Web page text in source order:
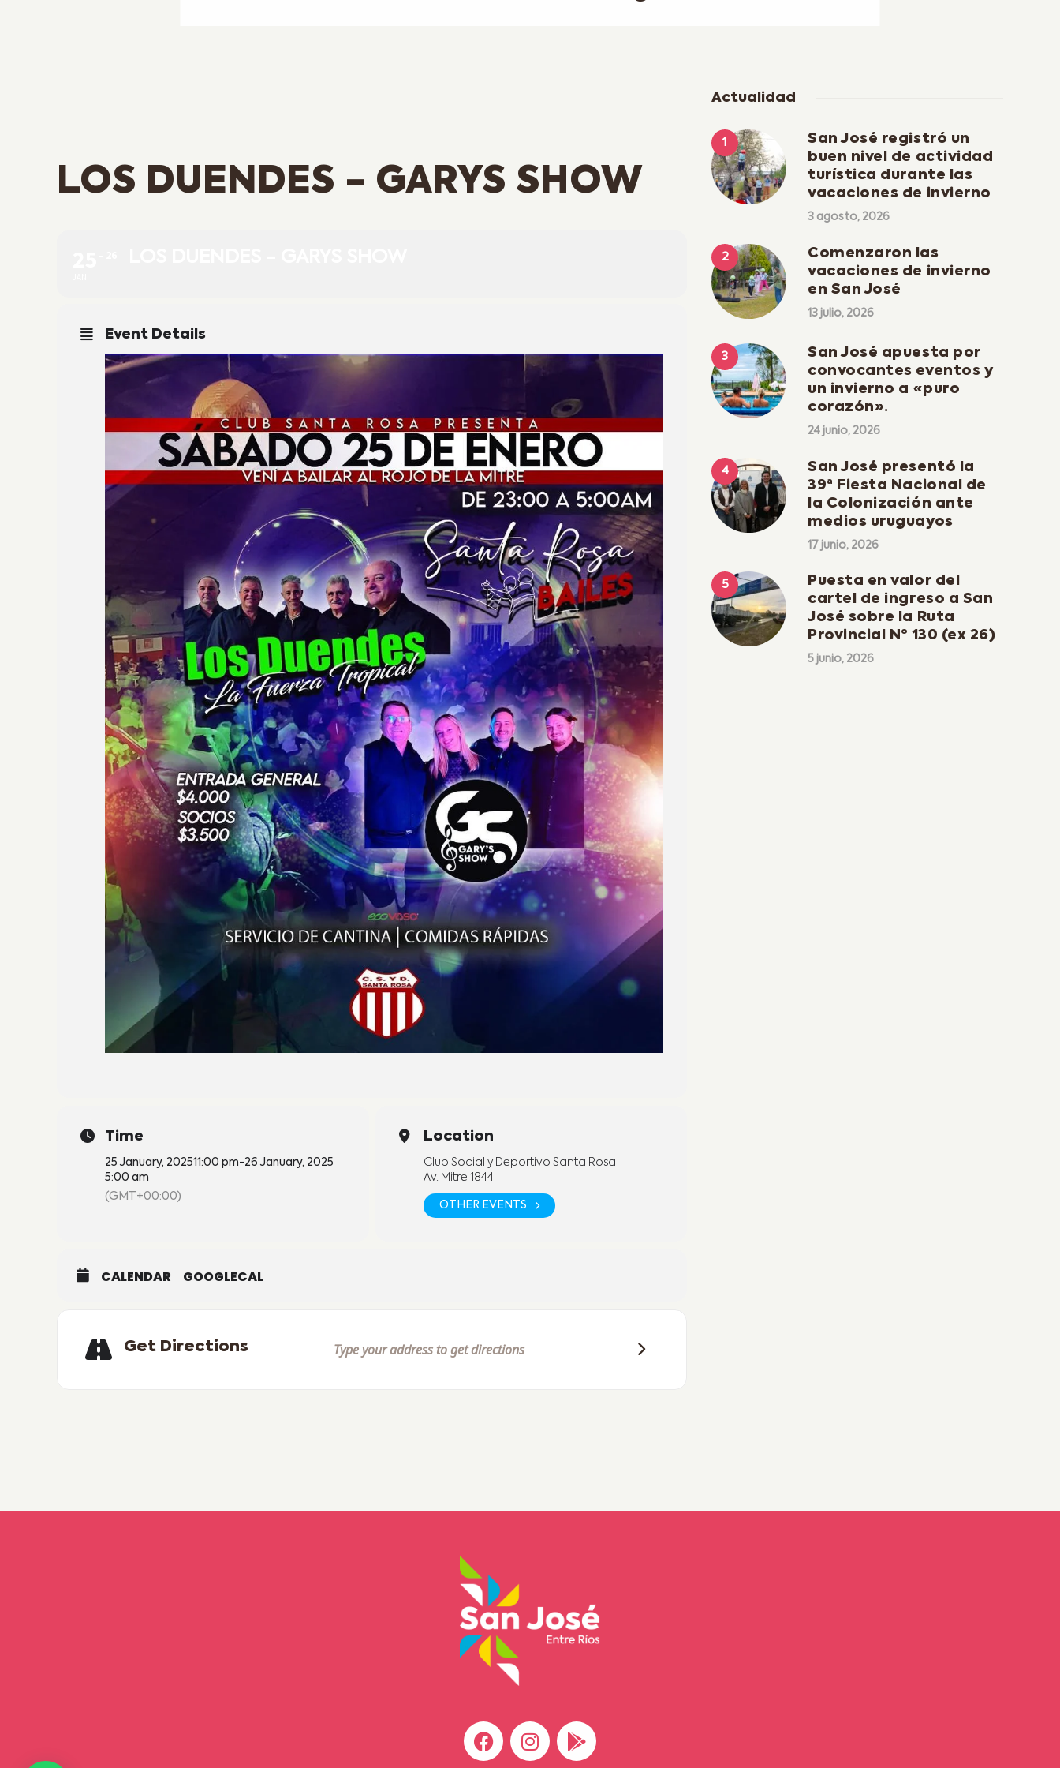
LOS DUENDES - GARYS SHOW
Event Details
Time
25 January, 202511:00 pm-26 January, 2025
5:00 am
(GMT+00:00)
Location
Club Social y Deportivo Santa Rosa
Av. Mitre 1844
OTHER EVENTS
CALENDAR GOOGLECAL
Get Directions
Actualidad
San José registró un
buen nivel de actividad
turística durante las
vacaciones de invierno
3 agosto, 2026
Comenzaron las
vacaciones de invierno
en San José
13 julio, 2026
San José apuesta por
convocantes eventos y
un invierno a «puro
corazón».
24 junio, 2026
San José presentó la
39ª Fiesta Nacional de
la Colonización ante
medios uruguayos
17 junio, 2026
Puesta en valor del
cartel de ingreso a San
José sobre la Ruta
Provincial Nº 130 (ex 26)
5 junio, 2026